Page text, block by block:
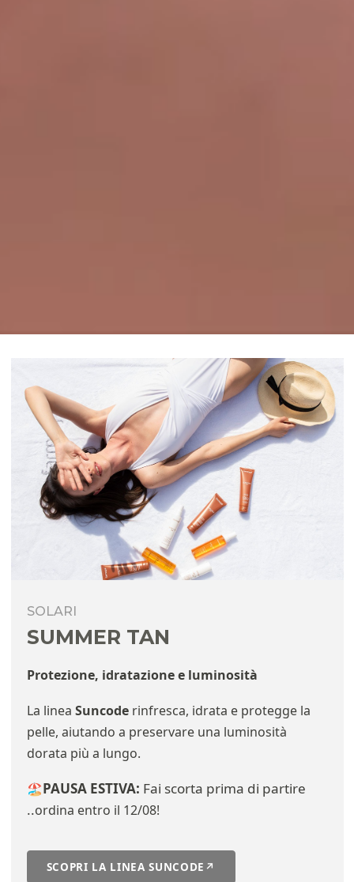
SOLARI
SUMMER TAN
Protezione, idratazione e luminosità
La linea Suncoderinfresca, idrata e protegge la
pelle, aiutando a preservare una luminosità
dorata più a lungo.
🏖️PAUSA ESTIVA: Fai scorta prima di partire
..ordina entro il 12/08!
SCOPRI LA LINEA SUNCODE ↗